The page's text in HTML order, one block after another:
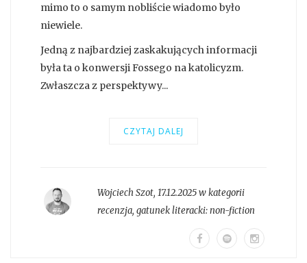
mimo to o samym nobliście wiadomo było
niewiele.
Jedną z najbardziej zaskakujących informacji
była ta o konwersji Fossego na katolicyzm.
Zwłaszcza z perspektywy...
CZYTAJ DALEJ
Wojciech Szot, 17.12.2025 w kategorii
recenzja, gatunek literacki:non-fiction